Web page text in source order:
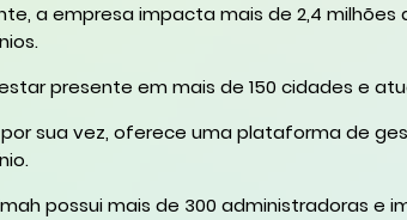
a empresa impacta mais de 2,4 milhões
presente em mais de 150 cidades e
por sua vez, oferece uma plataforma de
possui mais de 300 administradoras e